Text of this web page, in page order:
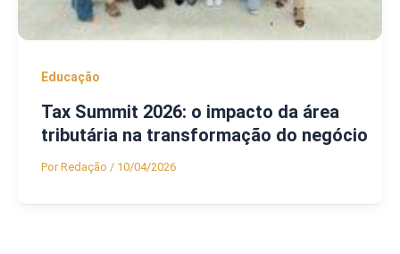
Educação
Tax Summit 2026: o impacto da área
tributária na transformação do negócio
PorRedação / 10/04/2026